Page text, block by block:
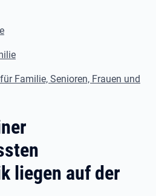
Familie, Senioren, Frauen und
liegen auf der